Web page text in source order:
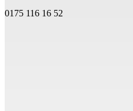
0175 116 16 52